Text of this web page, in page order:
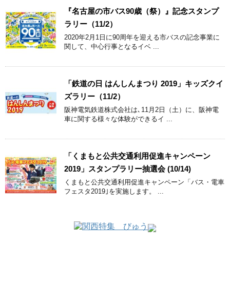
『名古屋の市バス90歳（祭）』記念スタンプ
ラリー（11/2）
2020年2月1日に90周年を迎える市バスの記念事業に
関して、中心行事となるイベ ...
「鉄道の日 はんしんまつり 2019」キッズクイ
ズラリー（11/2）
阪神電気鉄道株式会社は､11月2日（土）に、阪神電
車に関する様々な体験ができるイ ...
「くまもと公共交通利用促進キャンペーン
2019」スタンプラリー抽選会 (10/14)
くまもと公共交通利用促進キャンペーン「バス・電車
フェスタ2019｣を実施します。 ...